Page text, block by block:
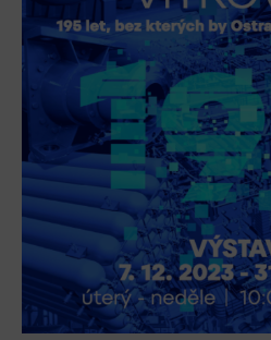
Restaurace VP ART
Bistropen
CØKAFE Dolní Vítkovice
FUTURE café
Catering
Ubytování
Hotel VP1
Vila Liběna